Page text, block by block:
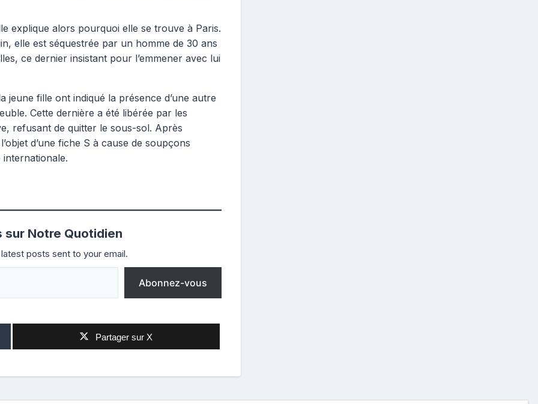
explique alors pourquoi elle se trouve à Paris.
elle est séquestrée par un homme de 30 ans
ce dernier insistant pour l’emmener avec lui
jeune fille ont indiqué la présence d’une autre
Cette dernière a été libérée par les
refusant de quitter le sous-sol. Après
d’une fiche S à cause de soupçons
internationale.
sur Notre Quotidien
posts sent to your email.
Abonnez-vous
Partager sur X